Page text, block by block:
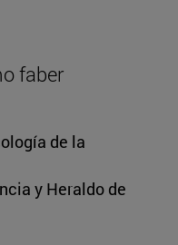
faber
de la
y Heraldo de